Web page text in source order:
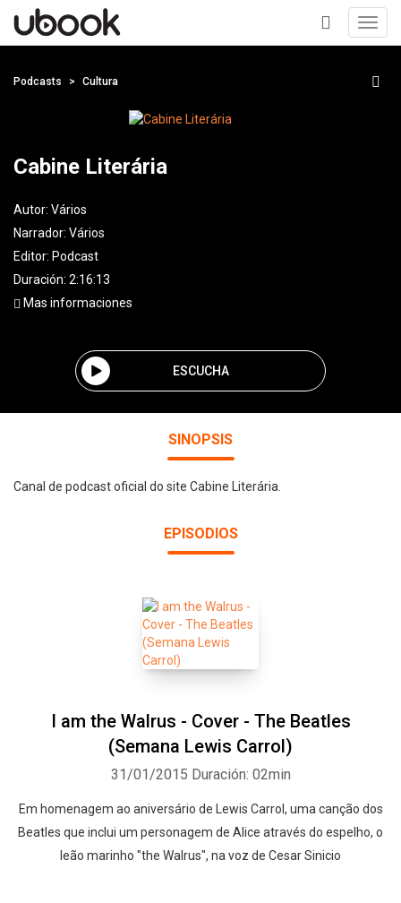
+
Podcasts Cultura
Cabine Literária
Autor: Vários
Narrador: Vários
Editor: Podcast
Duración: 2:16:13
Mas informaciones
ESCUCHA
SINOPSIS
Canal de podcast oficial do site Cabine Literária.
EPISODIOS
I am the Walrus - Cover - The Beatles
(Semana Lewis Carrol)
31/01/2015 Duración: 02min
Em homenagem ao aniversário de Lewis Carrol, uma canção dos
Beatles que inclui um personagem de Alice através do espelho, o
leão marinho "the Walrus", na voz de Cesar Sinicio